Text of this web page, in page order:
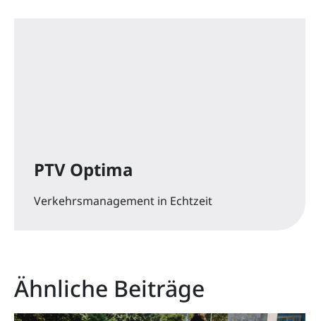
PTV Optima
Verkehrsmanagement in Echtzeit
Ähnliche Beiträge